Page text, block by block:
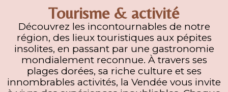
Tourisme & activité
Découvrez les incontournables de notre
région, des lieux touristiques aux pépites
insolites, en passant par une gastronomie
mondialement reconnue. À travers ses
plages dorées, sa riche culture et ses
innombrables activités, la Vendée vous invite